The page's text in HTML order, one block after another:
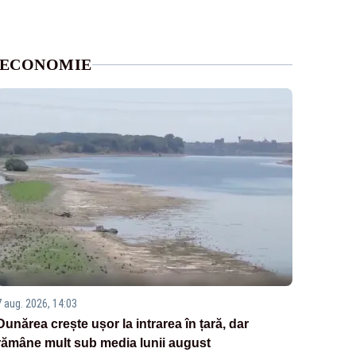
aug. 2026, 14:03
crește ușor la intrarea în țară, dar
mult sub media lunii august